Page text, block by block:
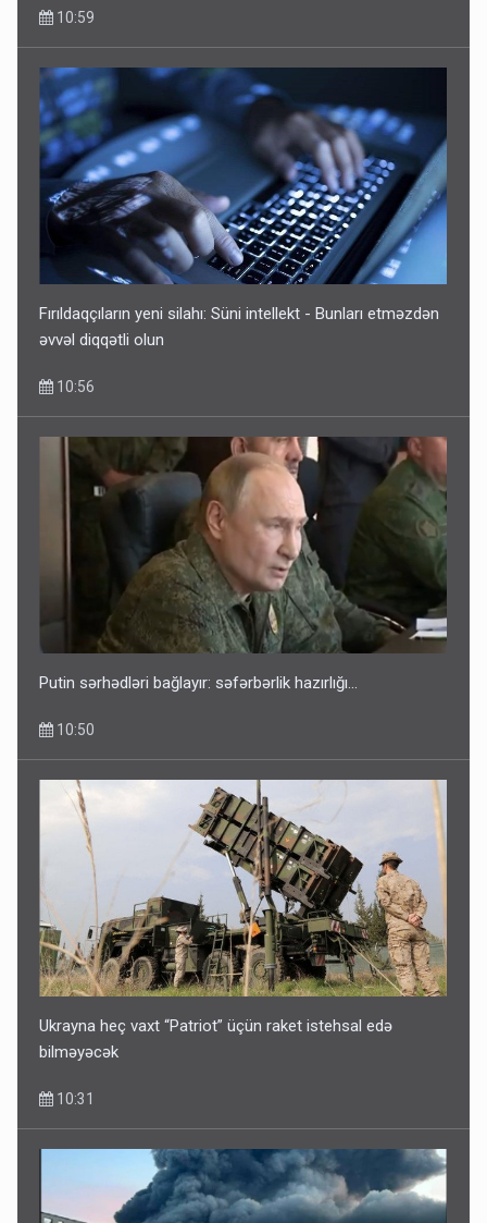
10:59
Fırıldaqçıların yeni silahı: Süni intellekt - Bunları etməzdən
əvvəl diqqətli olun
10:56
Putin sərhədləri bağlayır: səfərbərlik hazırlığı...
10:50
Ukrayna heç vaxt “Patriot” üçün raket istehsal edə
bilməyəcək
10:31